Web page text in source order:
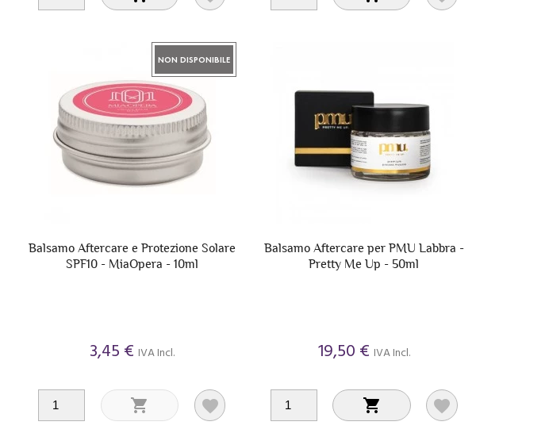
NON DISPONIBILE
Balsamo Aftercare e Protezione Solare
SPF10 - MiaOpera - 10ml
3,45 € IVA Incl.
 
Balsamo Aftercare per PMU Labbra -
Pretty Me Up - 50ml
19,50 € IVA Incl.
 